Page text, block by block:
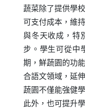
蔬菜除了提供學
可支付成本，維
與冬天收成，特
步。學生可從中
期，鮮蔬園的功
合語文領域，延
蔬園不僅能強健
此外，也可提升